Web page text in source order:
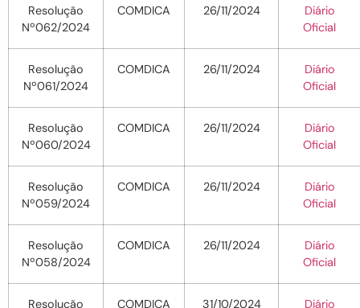
Resolução
Nº062/2024
COMDICA 26/11/2024
Diário
Oficial
Resolução
Nº061/2024
COMDICA 26/11/2024
Diário
Oficial
Resolução
Nº060/2024
COMDICA 26/11/2024
Diário
Oficial
Resolução
Nº059/2024
COMDICA 26/11/2024
Diário
Oficial
Resolução
Nº058/2024
COMDICA 26/11/2024
Diário
Oficial
Resolução
COMDICA 31/10/2024
Diário